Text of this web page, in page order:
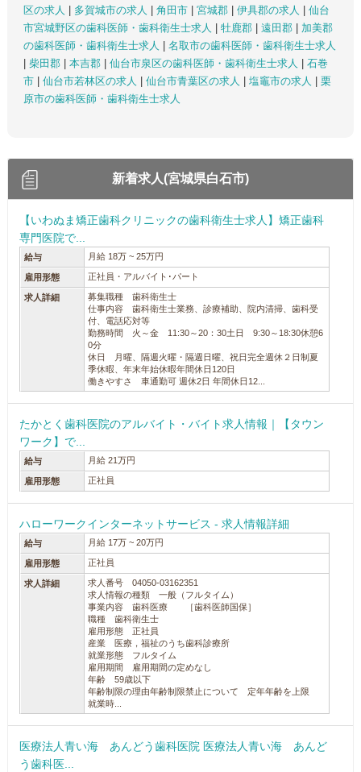
区の求人
多賀城市の求人 角田市 宮城郡 伊具郡の求人
仙台
市宮城野区の歯科医師・歯科衛生士求人
牡鹿郡 遠田郡
加美郡
の歯科医師・歯科衛生士求人
名取市の歯科医師・歯科衛生士求人
柴田郡 本吉郡 仙台市泉区の歯科医師・歯科衛生士求人
石巻
市
仙台市若林区の求人 仙台市青葉区の求人 塩竈市の求人
栗
原市の歯科医師・歯科衛生士求人
新着求人(宮城県白石市)
【いわぬま矯正歯科クリニックの歯科衛生士求人】矯正歯科
専門医院で...
給与 月給 18万 ~ 25万円
雇用形態 正社員・アルバイト･パート
求人詳細
募集職種 歯科衛生士
仕事内容 歯科衛生士業務、診療補助、院内清掃、歯科受
付、電話応対等
勤務時間 火～金 11:30～20：30土日 9:30～18:30休憩6
0分
休日 月曜、隔週火曜・隔週日曜、祝日完全週休２日制夏
季休暇、年末年始休暇年間休日120日
働きやすさ 車通勤可 週休2日 年間休日12...
たかとく歯科医院のアルバイト・バイト求人情報｜【タウン
ワーク】で...
給与 月給 21万円
雇用形態 正社員
ハローワークインターネットサービス - 求人情報詳細
給与 月給 17万 ~ 20万円
雇用形態 正社員
求人詳細
求人番号 04050-03162351
求人情報の種類 一般（フルタイム）
事業内容 歯科医療 ［歯科医師国保］
職種 歯科衛生士
雇用形態 正社員
産業 医療，福祉のうち歯科診療所
就業形態 フルタイム
雇用期間 雇用期間の定めなし
年齢 59歳以下
年齢制限の理由年齢制限禁止について 定年年齢を上限
就業時...
医療法人青い海 あんどう歯科医院 医療法人青い海 あんど
う歯科医...